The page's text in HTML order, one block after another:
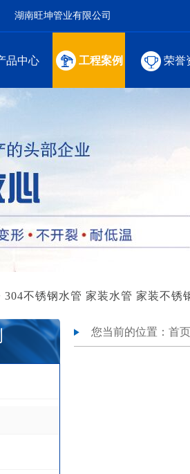
湖南旺坤管业有限公司
品中心 工程案例 荣誉
304不锈钢水管 家装水管 家装不锈
您当前的位置： 首页